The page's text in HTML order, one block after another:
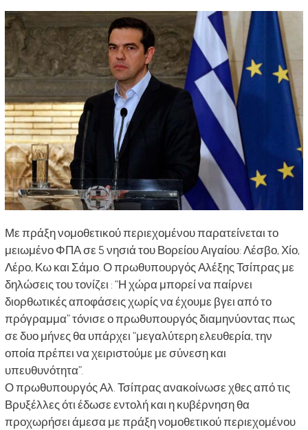
Με πράξη νομοθετικού περιεχομένου παρατείνεται το
μειωμένο ΦΠΑ σε 5 νησιά του Βορείου Αιγαίου: Λέσβο, Χίο,
Λέρο, Κω και Σάμο. Ο πρωθυπουργός Αλέξης Τσίπρας με
δηλώσεις του τονίζει : “Η χώρα μπορεί να παίρνει
διορθωτικές αποφάσεις χωρίς να έχουμε βγει από το
πρόγραμμα” τόνισε ο πρωθυπουργός διαμηνύοντας πως
σε δυο μήνες θα υπάρχει “μεγαλύτερη ελευθερία, την
οποία πρέπει να χειριστούμε με σύνεση και
υπευθυνότητα”.
Ο πρωθυπουργός Αλ. Τσίπρας ανακοίνωσε χθες από τις
Βρυξέλλες ότι έδωσε εντολή και η κυβέρνηση θα
προχωρήσει άμεσα με πράξη νομοθετικού περιεχομένου